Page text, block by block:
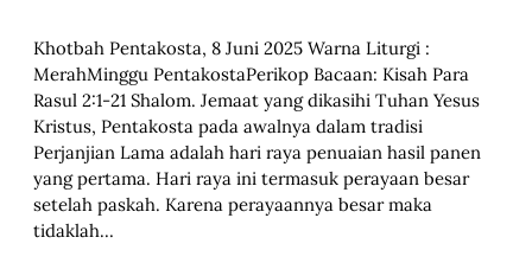
Khotbah Pentakosta, 8 Juni 2025 Warna Liturgi :
MerahMinggu PentakostaPerikop Bacaan: Kisah Para
Rasul 2:1-21 Shalom. Jemaat yang dikasihi Tuhan Yesus
Kristus, Pentakosta pada awalnya dalam tradisi
Perjanjian Lama adalah hari raya penuaian hasil panen
yang pertama. Hari raya ini termasuk perayaan besar
setelah paskah. Karena perayaannya besar maka
tidaklah…